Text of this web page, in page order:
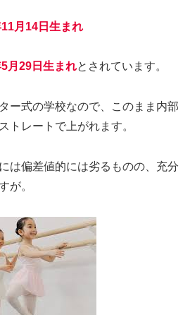
月14日生まれ
月29日生まれとされています。
ー式の学校なので、このまま内部
トレートで上がれます。
は偏差値的には劣るものの、充分
が。